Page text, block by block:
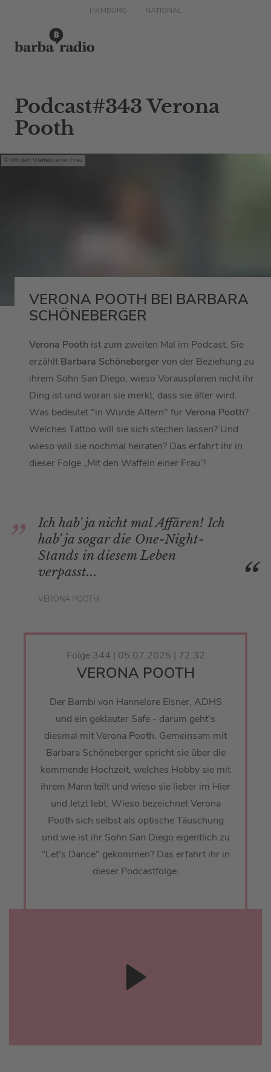
HAMBURG NATIONAL
Podcast#343 Verona
Pooth
Mit den Waffeln einer Frau
VERONA POOTH BEI BARBARA
SCHÖNEBERGER
Verona Pooth ist zum zweiten Mal im Podcast. Sie
erzählt Barbara Schönebergervon der Beziehung zu
ihrem Sohn San Diego, wieso Vorausplanen nicht ihr
Ding ist und woran sie merkt, dass sie älter wird.
Was bedeutet "in Würde Altern" fürVerona Pooth?
Welches Tattoo will sie sich stechen lassen? Und
wieso will sie nochmal heiraten? Das erfahrt ihr in
dieser Folge „Mit den Waffeln einer Frau“!
Ich hab' ja nicht mal Affären! Ich
hab' ja sogar die One-Night-
Stands in diesem Leben
verpasst...
VERONA POOTH
Folge 344 | 05.07.2025 | 72:32
VERONA POOTH
Der Bambi von Hannelore Elsner, ADHS
und ein geklauter Safe - darum geht's
diesmal mit Verona Pooth. Gemeinsam mit
Barbara Schöneberger spricht sie über die
kommende Hochzeit, welches Hobby sie mit
ihrem Mann teilt und wieso sie lieber im Hier
und Jetzt lebt. Wieso bezeichnet Verona
Pooth sich selbst als optische Täuschung
und wie ist ihr Sohn San Diego eigentlich zu
"Let's Dance" gekommen? Das erfahrt ihr in
dieser Podcastfolge.